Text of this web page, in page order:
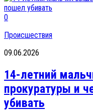
0
Происшествия
09.06.2026
14-летний
прокуратуры и
убивать